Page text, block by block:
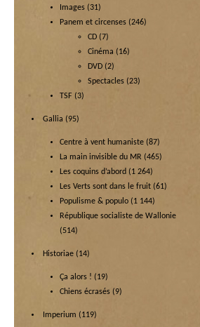
Images (31)
Panem et circenses (246)
CD (7)
Cinéma (16)
DVD (2)
Spectacles (23)
TSF (3)
Gallia (95)
Centre à vent humaniste (87)
La main invisible du MR (465)
Les coquins d’abord (1 264)
Les Verts sont dans le fruit (61)
Populisme & populo (1 144)
République socialiste de Wallonie
(514)
Historiae (14)
Ça alors ! (19)
Chiens écrasés (9)
Imperium (119)